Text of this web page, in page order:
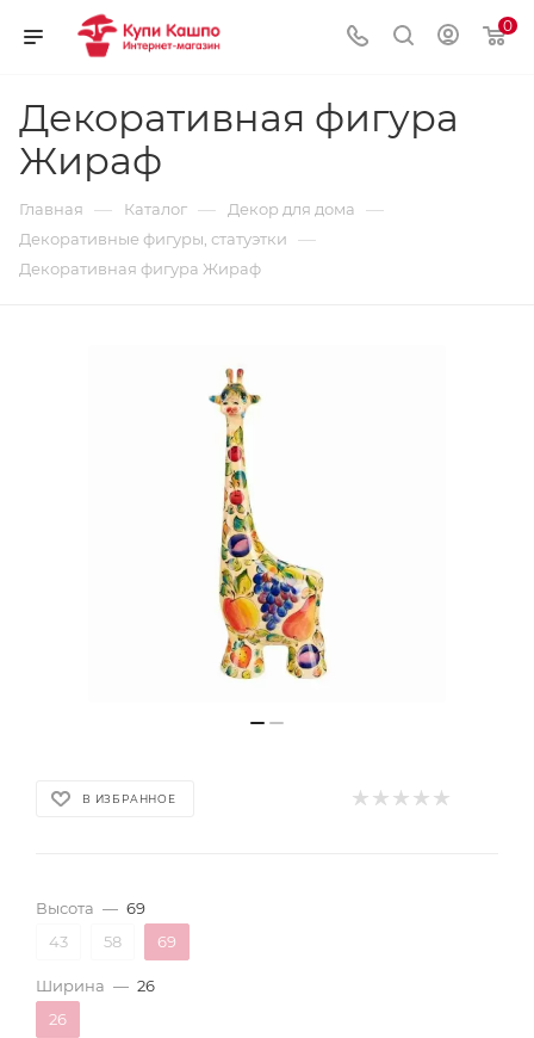
0
Декоративная фигура
Жираф
Главная — Каталог — Декор для дома —
Декоративные фигуры, статуэтки —
Декоративная фигура Жираф
В ИЗБРАННОЕ
Высота — 69
43
58 69
Ширина — 26
26